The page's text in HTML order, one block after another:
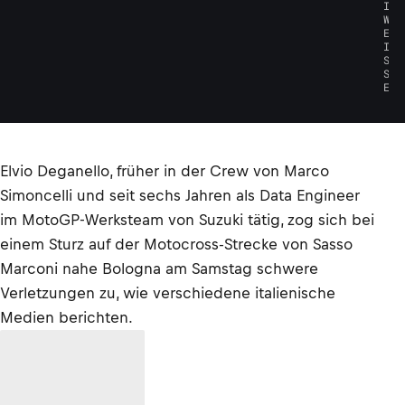
I
W
E
I
S
S
E
Elvio Deganello, früher in der Crew von Marco
Simoncelli und seit sechs Jahren als Data Engineer
im MotoGP-Werksteam von Suzuki tätig, zog sich bei
einem Sturz auf der Motocross-Strecke von Sasso
Marconi nahe Bologna am Samstag schwere
Verletzungen zu, wie verschiedene italienische
Medien berichten.